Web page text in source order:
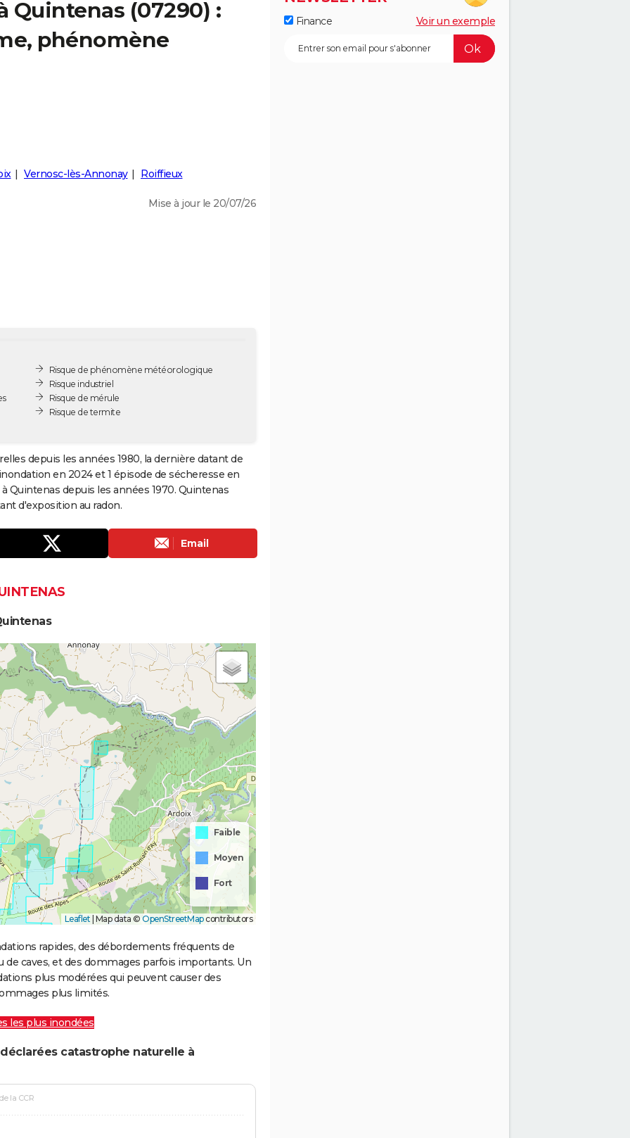
Quintenas (07290) :
phénomène
Vernosc-lès-Annonay Roiffieux
Mise à jour le 20/07/26
Risque de phénomène météorologique
Risque industriel
Risque de mérule
Risque de termite
depuis les années 1980, la dernière datant de
en 2024 et 1 épisode de sécheresse en
Quintenas depuis les années 1970. Quintenas
d'exposition au radon.
Email
Faible
Moyen
Fort
Leaflet | Map data © OpenStreetMapcontributors
rapides, des débordements fréquents de
de caves, et des dommages parfois importants. Un
plus modérées qui peuvent causer des
plus limités.
les plus inondées
catastrophe naturelle à
la CCR
Finance Voir un exemple